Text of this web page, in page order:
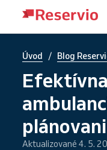
Úvod / Blog
Aktualizované 4. 5.